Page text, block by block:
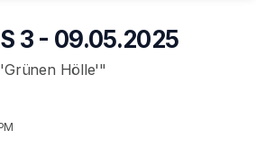
3 - 09.05.2025
Hölle'"